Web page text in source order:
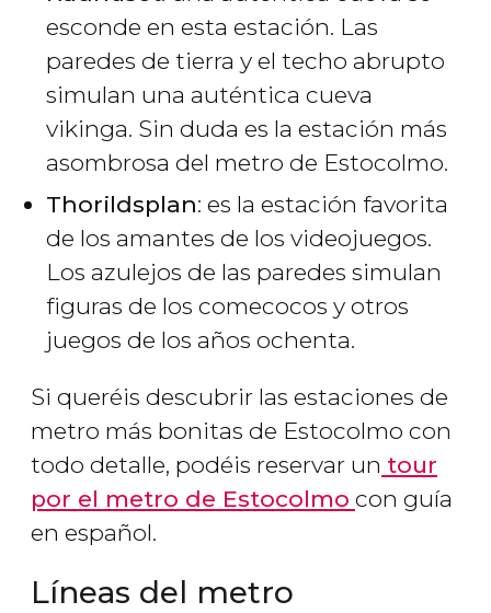
esconde en esta estación. Las
paredes de tierra y el techo abrupto
simulan una auténtica cueva
vikinga. Sin duda es la estación más
asombrosa del metro de Estocolmo.
Thorildsplan: es la estación favorita
de los amantes de los videojuegos.
Los azulejos de las paredes simulan
figuras de los comecocos y otros
juegos de los años ochenta.
Si queréis descubrir las estaciones de
metro más bonitas de Estocolmo con
todo detalle, podéis reservar un tour
por el metro de Estocolmo con guía
en español.
Líneas del metro